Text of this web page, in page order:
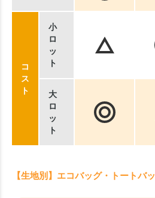
コ
ス
ト
小
ロ
ッ
ト
大
ロ
ッ
ト
【生地別】エコバッグ・トートバ